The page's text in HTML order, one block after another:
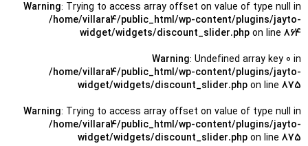
Warning: Trying to access array offset on value of type null in
/home/villara4/public_html/wp-content/plugins/jayto-
widget/widgets/discount_slider.php on line 864
Warning: Undefined array key 0 in
/home/villara4/public_html/wp-content/plugins/jayto-
widget/widgets/discount_slider.php on line 875
Warning: Trying to access array offset on value of type null in
/home/villara4/public_html/wp-content/plugins/jayto-
widget/widgets/discount_slider.php on line 875